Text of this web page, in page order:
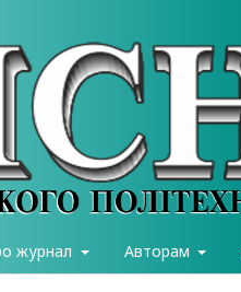
журнал Авторам